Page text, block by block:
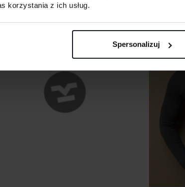
korzystania z ich usług.
Spersonalizuj